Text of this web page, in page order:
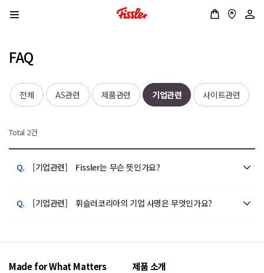
FAQ
전체 AS관련 제품관련 기업관련 사이트관련
Total 2건
Q. [기업관련] Fissler는 무슨 뜻인가요?
Q. [기업관련] 휘슬러코리아의 기업 사명은 무엇인가요?
Made for What Matters 제품 소개